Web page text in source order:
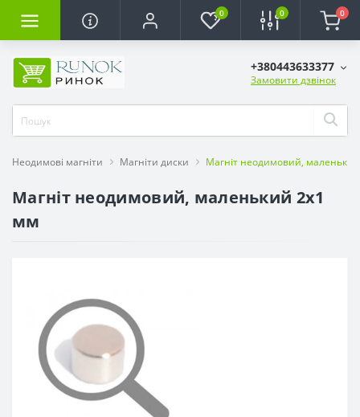
0 0 0
+380443633377
Замовити дзвінок
Неодимові магніти Магніти диски Магніт неодимовий,
Магніт неодимовий, маленький 2х1
мм